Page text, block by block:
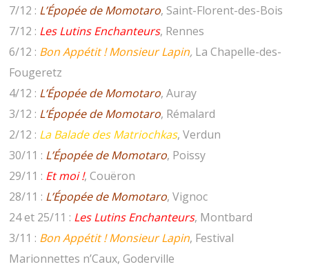
7/12 : L’Épopée de Momotaro, Saint-Florent-des-Bois
7/12 : Les Lutins Enchanteurs, Rennes
6/12 : Bon Appétit ! Monsieur Lapin, La Chapelle-des-
Fougeretz
4/12 : L’Épopée de Momotaro, Auray
3/12 : L’Épopée de Momotaro, Rémalard
2/12 : La Balade des Matriochkas, Verdun
30/11 : L’Épopée de Momotaro, Poissy
29/11 : Et moi !, Couëron
28/11 : L’Épopée de Momotaro, Vignoc
24 et 25/11 : Les Lutins Enchanteurs, Montbard
3/11 : Bon Appétit ! Monsieur Lapin, Festival
Marionnettes n’Caux, Goderville